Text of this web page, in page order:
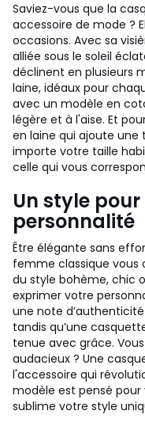
Saviez-vous que la
accessoire de mode ?
occasions. Avec sa
alliée sous le soleil
déclinent en plusieurs
laine, idéaux pour
avec un modèle en
légère et à l'aise. Et
en laine qui ajoute
importe votre taille
celle qui vous
Un style
personnalité
Être élégante sans
femme classique vous
du style bohème, chic
exprimer votre
une note
tandis qu’une
tenue avec grâce.
audacieux ? Une
l'accessoire qui
modèle est pensé
sublime votre style